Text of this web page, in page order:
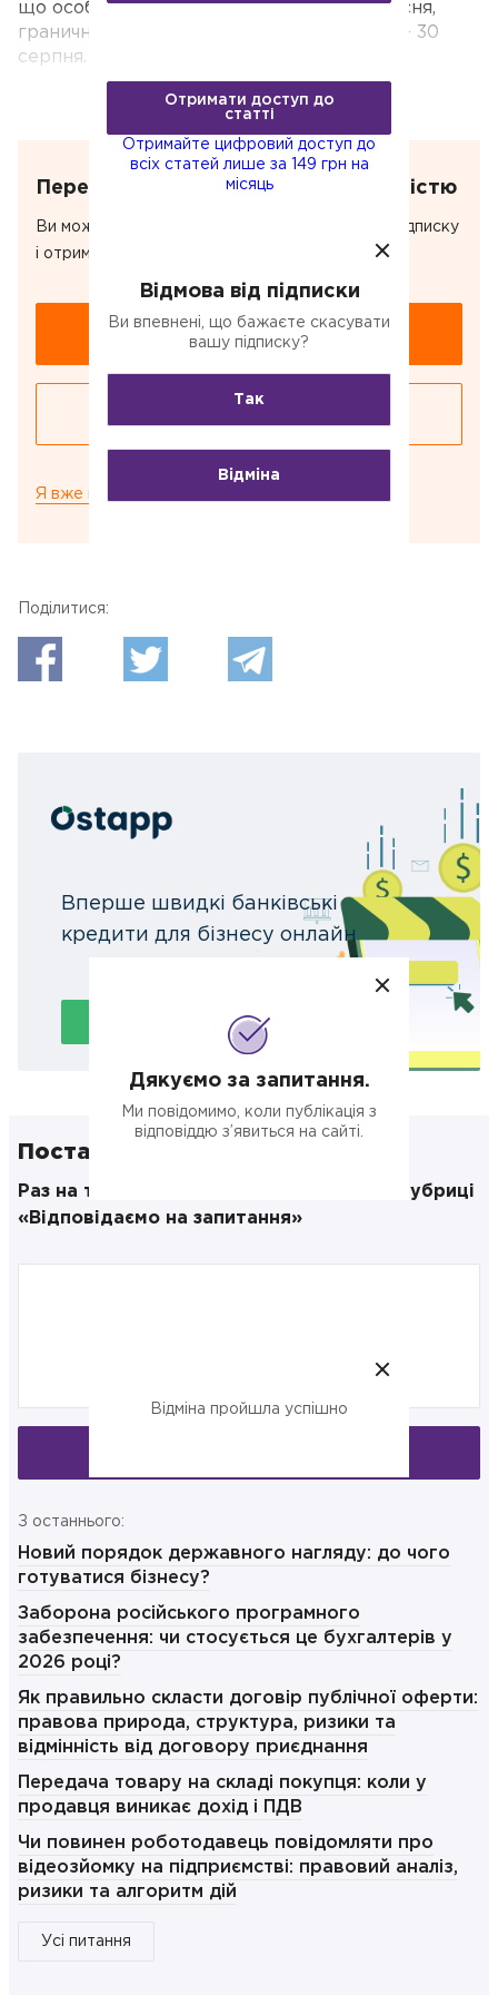
що особа приступить до роботи з 2 вересня,
граничний строк подання повідомлення — 30
серпня.
Передплатіть, щоб прочитати повністю
Ви можете купити цю статтю або оформити підписку
і отримати доступ до всіх статей.
Купити статтю за 24 грн
Я вже передплатив цю статтю
всіх статей лише за 149 грн на
місяць
Отримати доступ до
статті
Отримайте цифровий доступ до
всіх статей лише за 149 грн на
місяць
Поділитися:
Вперше швидкі банківські
кредити для бізнесу онлайн
Поставте своє запитання
Раз на тиждень публікуємо відповіді в рубриці
«Відповідаємо на запитання»
З останнього:
Новий порядок державного нагляду: до чого
готуватися бізнесу?
Заборона російського програмного
забезпечення: чи стосується це бухгалтерів у
2026 році?
Як правильно скласти договір публічної оферти:
правова природа, структура, ризики та
відмінність від договору приєднання
Передача товару на складі покупця: коли у
продавця виникає дохід і ПДВ
Чи повинен роботодавець повідомляти про
відеозйомку на підприємстві: правовий аналіз,
ризики та алгоритм дій
Усі питання
Дякуємо за запитання.
Ми повідомимо, коли публікація з
відповіддю з’явиться на сайті.
Відмова від підписки
Ви впевнені, що бажаєте скасувати
вашу підписку?
Так
Відміна
Відміна пройшла успішно